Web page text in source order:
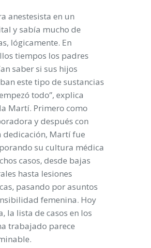
anestesista en un
y sabía mucho de
lógicamente. En
tiempos los padres
saber si sus hijos
este tipo de sustancias
todo”, explica
Martí. Primero como
y después con
dedicación, Martí fue
su cultura médica
casos, desde bajas
hasta lesiones
pasando por asuntos
femenina. Hoy
la lista de casos en los
trabajado parece